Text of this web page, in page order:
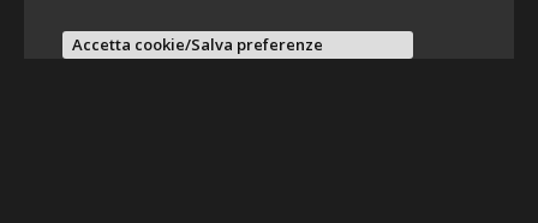
Accetta cookie/Salva preferenze